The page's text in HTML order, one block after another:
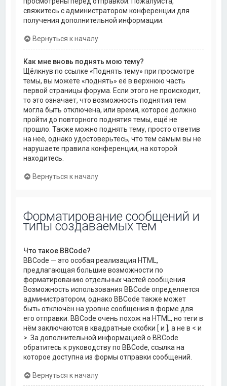
свяжитесь с администратором конференции для
получения дополнительной информации.
Вернуться к началу
Как мне вновь поднять мою тему?
Щёлкнув по ссылке «Поднять тему» при просмотре
темы, вы можете «поднять» её в верхнюю часть
первой страницы форума. Если этого не происходит,
то это означает, что возможность поднятия тем
могла быть отключена, или время, которое должно
пройти до повторного поднятия темы, ещё не
прошло. Также можно поднять тему, просто ответив
на неё, однако удостоверьтесь, что тем самым вы не
нарушаете правила конференции, на которой
находитесь.
Вернуться к началу
Форматирование сообщений и
типы создаваемых тем
Что такое BBCode?
BBCode — это особая реализация HTML,
предлагающая большие возможности по
форматированию отдельных частей сообщения.
Возможность использования BBCode определяется
администратором, однако BBCode также может
быть отключён на уровне сообщения в форме для
его отправки. BBCode очень похож на HTML, но теги в
нём заключаются в квадратные скобки [ и ], а не в < и
>. За дополнительной информацией о BBCode
обратитесь к руководству по BBCode, ссылка на
которое доступна из формы отправки сообщений.
Вернуться к началу